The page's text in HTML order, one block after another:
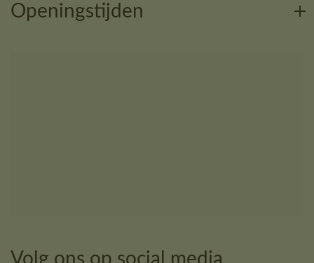
Openingstijden
Volg ons op social media